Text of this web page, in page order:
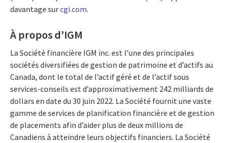
davantage surcgi.com.
À propos d’IGM
La Société financière IGM inc. est l’une des principales
sociétés diversifiées de gestion de patrimoine et d’actifs au
Canada, dont le total de l’actif géré et de l’actif sous
services-conseils est d’approximativement 242 milliards de
dollars en date du 30 juin 2022. La Société fournit une vaste
gamme de services de planification financière et de gestion
de placements afin d’aider plus de deux millions de
Canadiens à atteindre leurs objectifs financiers. La Société